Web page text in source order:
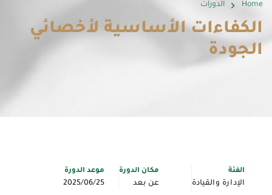
Home الدورات
الكفاءات الأساسية لأخصائي
الجودة
الفئة
الإدارة والقيادة
مكان الدورة
عن بعد
موعد الدورة
2025/06/25